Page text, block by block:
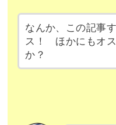
なんか、この記事
ス！ ほかにもオ
か？